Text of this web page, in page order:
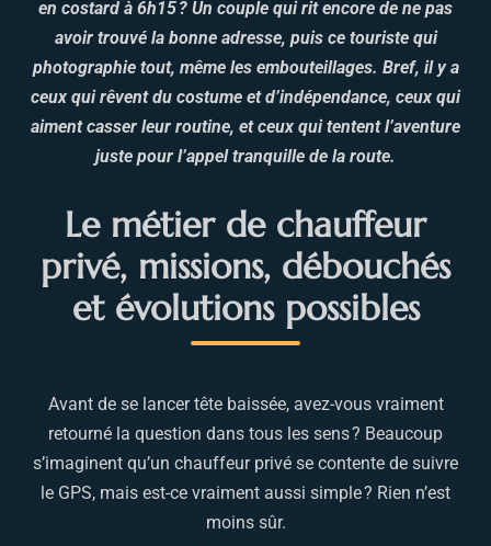
en costard à 6h15 ? Un couple qui rit encore de ne pas
avoir trouvé la bonne adresse, puis ce touriste qui
photographie tout, même les embouteillages. Bref, il y a
ceux qui rêvent du costume et d’indépendance, ceux qui
aiment casser leur routine, et ceux qui tentent l’aventure
juste pour l’appel tranquille de la route.
Le métier de chauffeur
privé, missions, débouchés
et évolutions possibles
Avant de se lancer tête baissée, avez-vous vraiment
retourné la question dans tous les sens ? Beaucoup
s’imaginent qu’un chauffeur privé se contente de suivre
le GPS, mais est-ce vraiment aussi simple ? Rien n’est
moins sûr.